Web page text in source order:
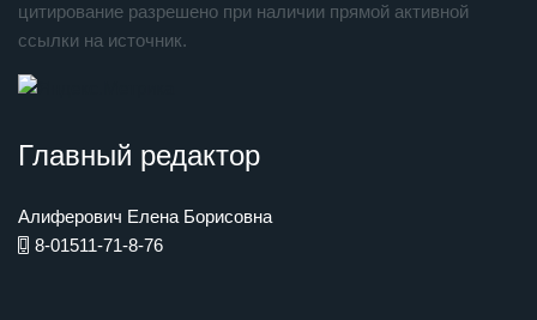
цитирование разрешено при наличии прямой активной
ссылки на источник.
Главный редактор
Алиферович Елена Борисовна
8-01511-71-8-76